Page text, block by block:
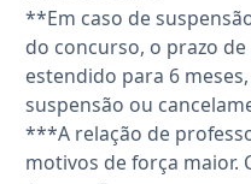
**Em caso de
do concurso, o prazo
estendido para 6
suspensão ou
***A relação de
motivos de força maior.